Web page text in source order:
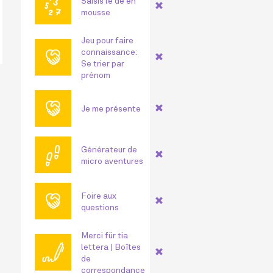
🔢
mousse
🤝
Jeu pour faire
connaissance:
Se trier par
prénom
🤝 Je me présente
👣
Générateur de
micro aventures
🤝
Foire aux
questions
🖊
Merci für tia
lettera | Boîtes
de
correspondance